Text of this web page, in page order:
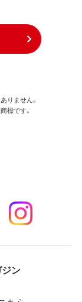
りません。
標です。
ン